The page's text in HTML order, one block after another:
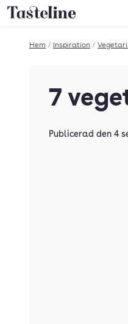
Till Tastelines startsida
Hem / Inspiration /
7
Publicerad den 4